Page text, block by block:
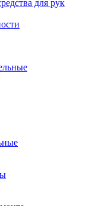
для рук